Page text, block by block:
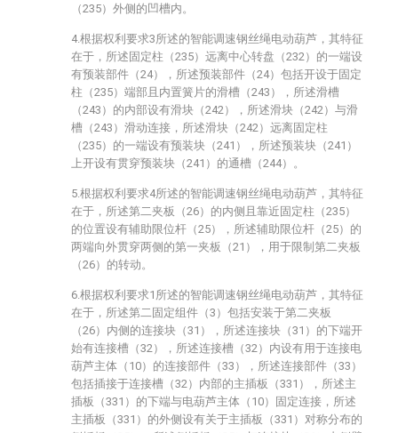
（235）外侧的凹槽内。
4.根据权利要求3所述的智能调速钢丝绳电动葫芦，其特征
在于，所述固定柱（235）远离中心转盘（232）的一端设
有预装部件（24），所述预装部件（24）包括开设于固定
柱（235）端部且内置簧片的滑槽（243），所述滑槽
（243）的内部设有滑块（242），所述滑块（242）与滑
槽（243）滑动连接，所述滑块（242）远离固定柱
（235）的一端设有预装块（241），所述预装块（241）
上开设有贯穿预装块（241）的通槽（244）。
5.根据权利要求4所述的智能调速钢丝绳电动葫芦，其特征
在于，所述第二夹板（26）的内侧且靠近固定柱（235）
的位置设有辅助限位杆（25），所述辅助限位杆（25）的
两端向外贯穿两侧的第一夹板（21），用于限制第二夹板
（26）的转动。
6.根据权利要求1所述的智能调速钢丝绳电动葫芦，其特征
在于，所述第二固定组件（3）包括安装于第二夹板
（26）内侧的连接块（31），所述连接块（31）的下端开
始有连接槽（32），所述连接槽（32）内设有用于连接电
葫芦主体（10）的连接部件（33），所述连接部件（33）
包括插接于连接槽（32）内部的主插板（331），所述主
插板（331）的下端与电葫芦主体（10）固定连接，所述
主插板（331）的外侧设有关于主插板（331）对称分布的